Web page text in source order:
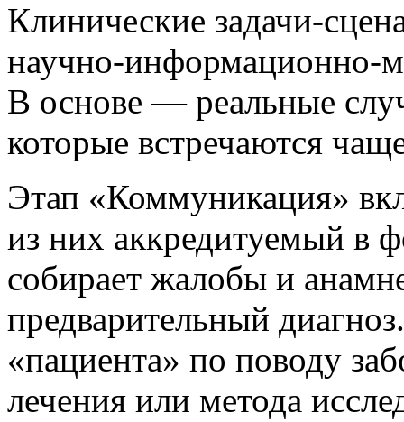
Клинические задачи-
научно-информационно-
В основе — реальные
которые встречаются
Этап «Коммуникация»
из них аккредитуемый в
собирает жалобы и
предварительный
«пациента» по поводу
лечения или метода